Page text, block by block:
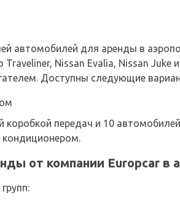
автомобилей для аренды в
Nissan Evalia, Nissan Juke
Доступны следующие
передач и 10
кондиционером.
от компании Europcar в